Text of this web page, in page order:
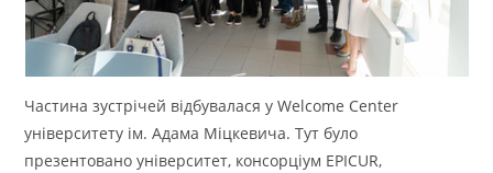
Частина зустрічей відбувалася у Welcome Center
університету ім. Адама Міцкевича. Тут було
презентовано університет, консорціум EPICUR,